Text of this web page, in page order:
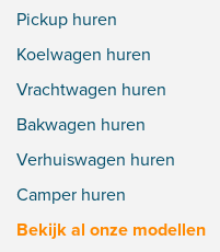
Pickup huren
Koelwagen huren
Vrachtwagen huren
Bakwagen huren
Verhuiswagen huren
Camper huren
Bekijk al onze modellen